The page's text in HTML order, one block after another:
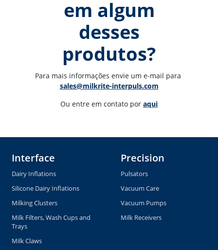
em algum
desses
produtos?
Para mais informações envie um e-mail para
sales@milkrite-interpuls.com
Ou entre em contato por aqui
Interface
Dairy Inflations
Silicone Dairy Inflations
Milking Clusters
Milk Filters, Wash Cups and
Trays
Milk Claws
Precision
Pulsators
Vacuum Care
Vacuum Pumps
Milk Receivers